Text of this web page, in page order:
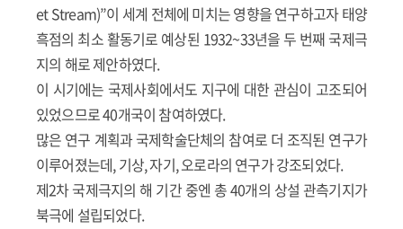
et Stream)”이 세계 전체에 미치는 영향을 연구하고자 태양
흑점의 최소 활동기로 예상된 1932~33년을 두 번째 국제극
지의 해로 제안하였다.
이 시기에는 국제사회에서도 지구에 대한 관심이 고조되어
있었으므로 40개국이 참여하였다.
많은 연구 계획과 국제학술단체의 참여로 더 조직된 연구가
이루어졌는데, 기상, 자기, 오로라의 연구가 강조되었다.
제2차 국제극지의 해 기간 중엔 총 40개의 상설 관측기지가
북극에 설립되었다.